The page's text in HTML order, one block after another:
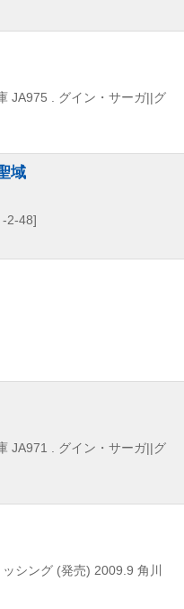
JA975 . グイン・サーガ||グ
域
-2-48]
JA971 . グイン・サーガ||グ
シング (発売) 2009.9 角川